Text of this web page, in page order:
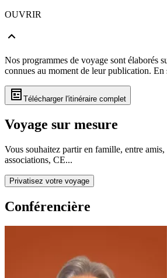
OUVRIR
Nos programmes de voyage sont élaborés
connues au moment de leur publication. En
Télécharger l'itinéraire complet
Voyage sur mesure
Vous souhaitez partir en famille, entre amis,
associations, CE...
Privatisez votre voyage
Conférencière